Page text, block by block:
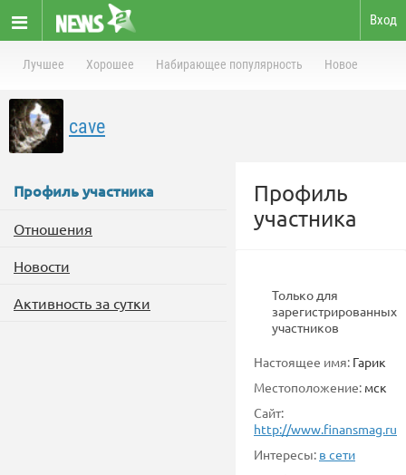
Вход
Лучшее Хорошее Набирающее популярность Новое
cave
Профиль участника
Отношения
Новости
Активность за сутки
Профиль
участника
Только для
зарегистрированных
участников
Настоящее имя: Гарик
Местоположение: мск
Сайт:
http://www.finansmag.ru
Интересы: в сети